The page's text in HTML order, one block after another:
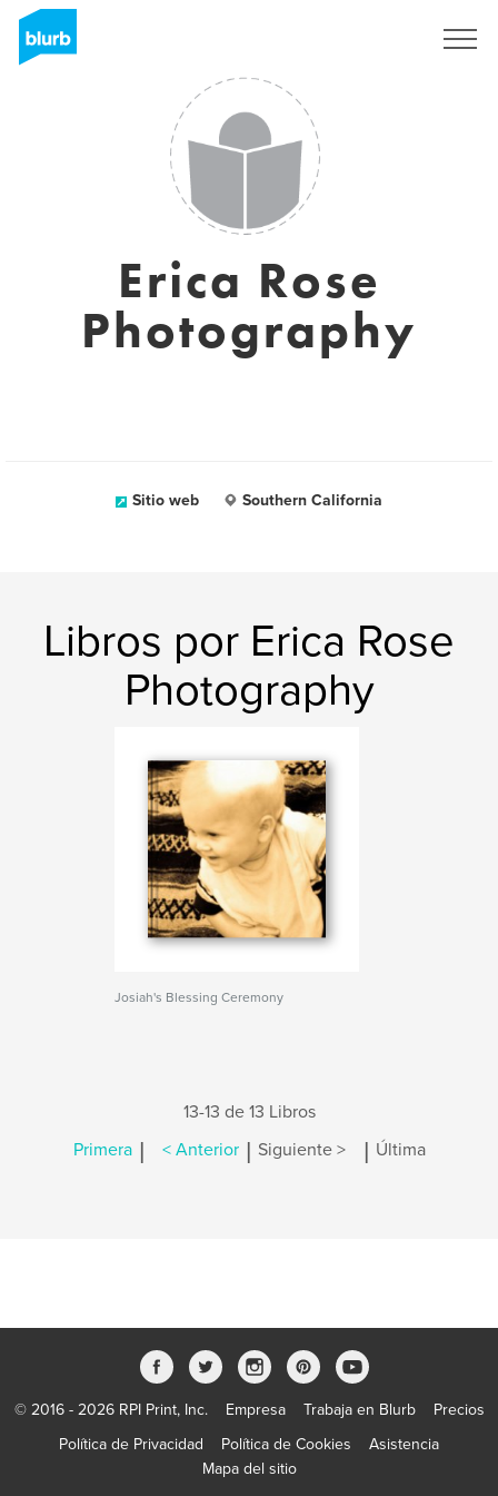
Erica Rose
Photography
Sitio web Southern California
Libros por Erica Rose
Photography
Josiah's Blessing Ceremony
13-13 de 13 Libros
Primera | < Anterior | Siguiente > | Última
© 2016 - 2026 RPI Print, Inc. Empresa Trabaja en Blurb
Precios
Política de Privacidad
Política de Cookies
Asistencia
Mapa del sitio